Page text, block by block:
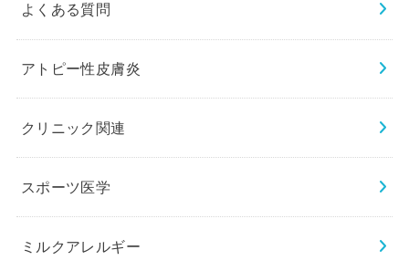
よくある質問
アトピー性皮膚炎
クリニック関連
スポーツ医学
ミルクアレルギー